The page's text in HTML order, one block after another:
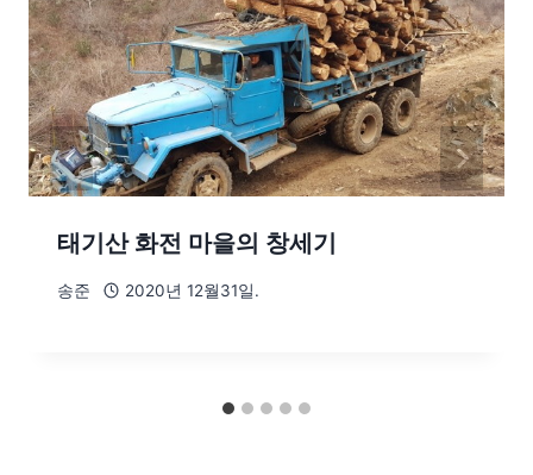
태기산 화전 마을의 창세기
송준 2020년 12월31일.